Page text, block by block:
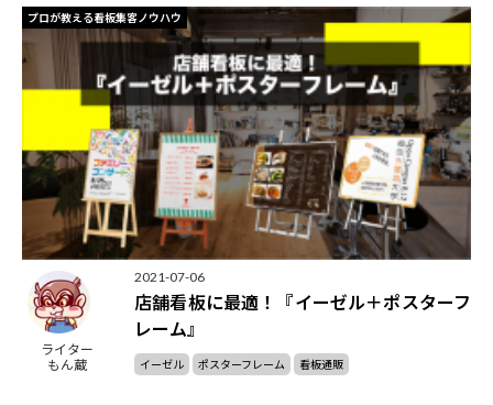
プロが教える看板集客ノウハウ
ライター
もん蔵
2021-07-06
店舗看板に最適！『イーゼル＋ポスターフ
レーム』
イーゼル ポスターフレーム 看板通販